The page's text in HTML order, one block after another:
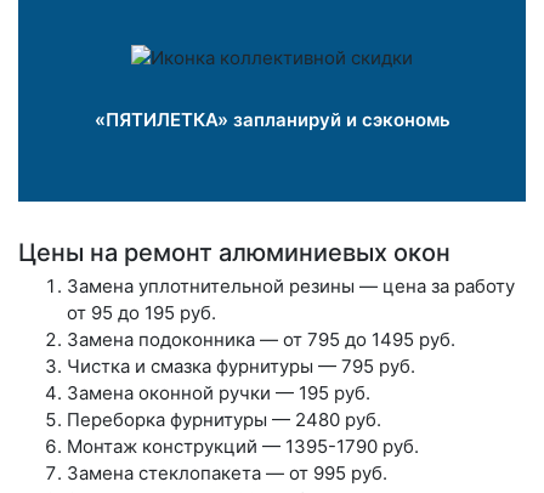
«ПЯТИЛЕТКА» запланируй и сэкономь
Цены на ремонт алюминиевых окон
Замена уплотнительной резины — цена за работу
от 95 до 195 руб.
Замена подоконника — от 795 до 1495 руб.
Чистка и смазка фурнитуры — 795 руб.
Замена оконной ручки — 195 руб.
Переборка фурнитуры — 2480 руб.
Монтаж конструкций — 1395-1790 руб.
Замена стеклопакета — от 995 руб.